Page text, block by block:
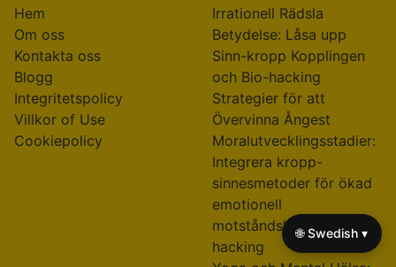
Hem
Om oss
Kontakta oss
Blogg
Integritetspolicy
Villkor of Use
Cookiepolicy
Irrationell Rädsla
Betydelse: Låsa upp
Sinn-kropp Kopplingen
och Bio-hacking
Strategier för att
Övervinna Ångest
Moralutvecklingsstadier:
Integrera kropp-
sinnesmetoder för ökad
emotionell
motståndskraft och bio-
hacking
🌐 Swedish ▾